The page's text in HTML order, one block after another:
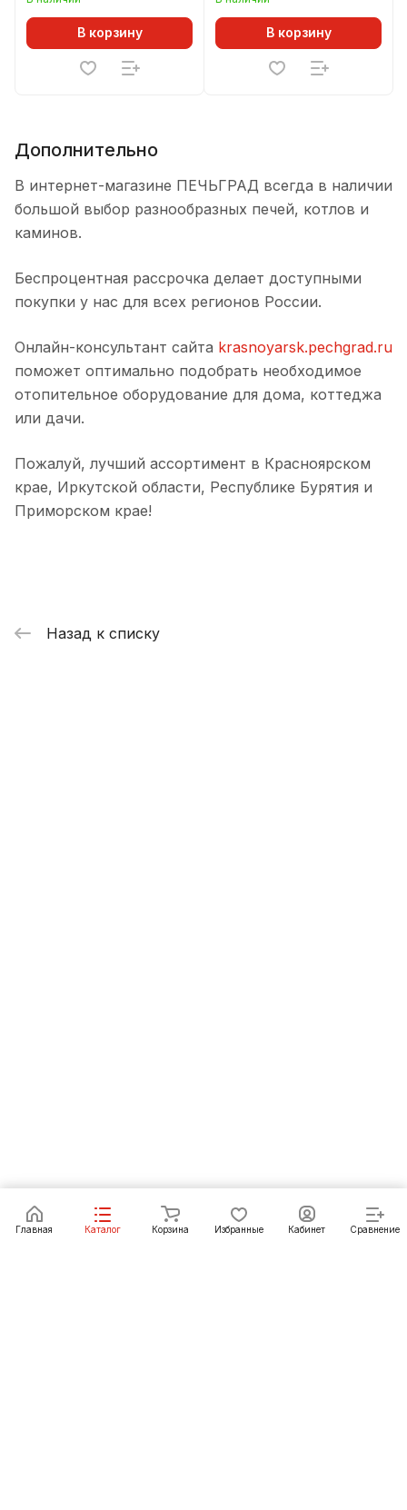
В корзину
В корзину В корзину
Дополнительно
В интернет-магазине ПЕЧЬГРАД всегда в наличии
большой выбор разнообразных печей, котлов и
каминов.
Беспроцентная рассрочка делает доступными
покупки у нас для всех регионов России.
Онлайн-консультант сайта krasnoyarsk.pechgrad.ru
поможет оптимально подобрать необходимое
отопительное оборудование для дома, коттеджа
или дачи.
Пожалуй, лучший ассортимент в Красноярском
крае, Иркутской области, Республике Бурятия и
Приморском крае!
Назад к списку
Главная Каталог Корзина Избранные Кабинет Сравнение